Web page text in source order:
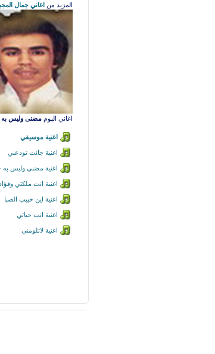
المزيد من اغاني جمال
اغاني البوم مضنى وليس
اغنية موسيقي
اغنية جائت تودعني
اغنية مضني وليس به
اغنية انت ملكتي
اغنية اين حبيب الصبا
اغنية انت حياتي
اغنية لاتلومني